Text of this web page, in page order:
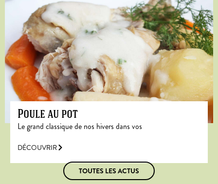
Poule au pot
Le grand classique de nos hivers dans vos
DÉCOUVRIR
TOUTES LES ACTUS